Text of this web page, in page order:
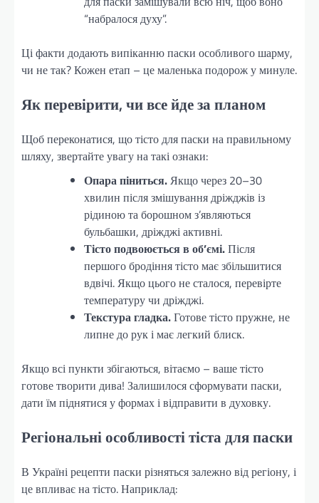
“набралося духу”.
Ці факти додають випіканню паски особливого шарму,
чи не так? Кожен етап – це маленька подорож у минуле.
Як перевірити, чи все йде за планом
Щоб переконатися, що тісто для паски на правильному
шляху, звертайте увагу на такі ознаки:
Опара піниться.Якщо через 20–30
хвилин після змішування дріжджів із
рідиною та борошном з’являються
бульбашки, дріжджі активні.
Тісто подвоюється в об’ємі.Після
першого бродіння тісто має збільшитися
вдвічі. Якщо цього не сталося, перевірте
температуру чи дріжджі.
Текстура гладка.Готове тісто пружне, не
липне до рук і має легкий блиск.
Якщо всі пункти збігаються, вітаємо – ваше тісто
готове творити дива! Залишилося сформувати паски,
дати їм піднятися у формах і відправити в духовку.
Регіональні особливості тіста для паски
В Україні рецепти паски різняться залежно від регіону, і
це впливає на тісто. Наприклад: